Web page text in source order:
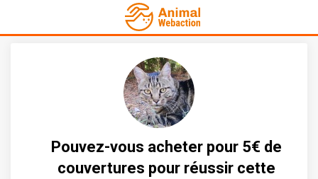
Pouvez-vous acheter pour 5€ de
couvertures pour réussir cette